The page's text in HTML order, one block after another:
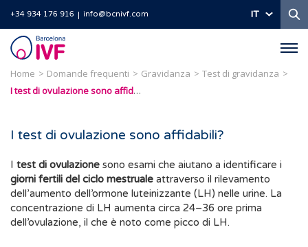
+34 934 176 916 info@bcnivf.com IT
Barcelona
IVF
Home Domande frequenti Gravidanza
Test di gravidanza
I test di ovulazione sono affidabili?
I test di ovulazione sono affidabili?
I test di ovulazione sono esami che aiutano a identificare i
giorni fertili del ciclo mestruale attraverso il rilevamento
dell’aumento dell’ormone luteinizzante (LH) nelle urine. La
concentrazione di LH aumenta circa 24–36 ore prima
dell’ovulazione, il che è noto come picco di LH.